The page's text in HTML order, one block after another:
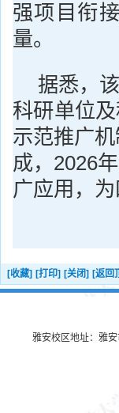
强项目衔
量。
据悉，
科研单位
示范推广
成，2026
广应用，
[收藏] [打印] [关闭] [返回
雅安校区地址：雅